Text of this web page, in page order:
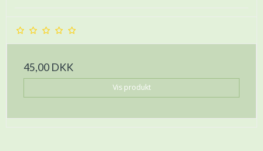
45,00 DKK
Vis produkt